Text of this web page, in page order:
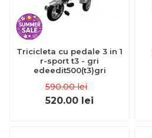
Tricicleta cu pedale 3 in 1
r-sport t3 - gri
edeedit500(t3)gri
590.00 lei
520.00 lei